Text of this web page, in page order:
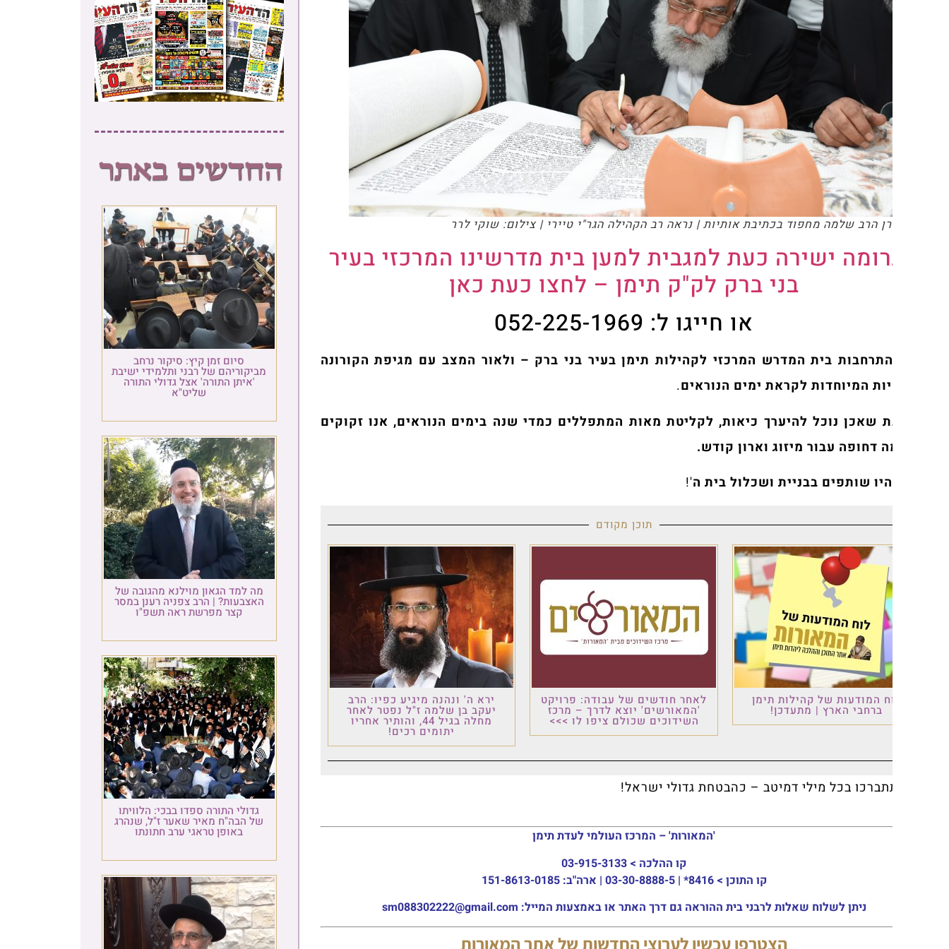
הרב שלמה מחפוד בכתיבת אותיות | נראה רב הקהילה הגר"י טיירי | צילום: שוקי לרר
ישירה כעת למגבית למען בית מדרשינו המרכזי בעיר
בני ברק לק"ק תימן – לחצו כעת כאן
או חייגו ל: 052-225-1969
בית המדרש המרכזי לקהילות תימן בעיר בני ברק – ולאור המצב עם מגיפת הקורונה
המיוחדות לקראת ימים הנוראים.
שאכן נוכל להיערך כיאות, לקליטת מאות המתפללים כמדי שנה בימים הנוראים, אנו זקוקים
דחופה עבור מיזוג וארון קודש.
שותפים בבניית ושכלול בית ה'!
תוכן מקודם
המודעות של קהילות תימן
ברחבי הארץ | מתעדכן!
לאחר חודשים של עבודה: פרויקט
'המאורשים' יוצא לדרך – מרכז
השידוכים שכולם ציפו לו >>>
ירא ה' ונהנה מיגיע כפיו: הרב
יעקב בן שלמה ז"ל נפטר לאחר
מחלה בגיל 44, והותיר אחריו
יתומים רכים!
בכל מילי דמיטב – כהבטחת גדולי ישראל!
'המאורות' – המרכז העולמי לעדת תימן
03-915-3133
8416* | 03-30-8888-5 | ארה"ב: 151-8613-0185
ניתן לשלוח שאלות לרבני בית ההוראה גם דרך האתר או באמצעות המייל: sm088302222@gmail.com
הצטרפו עכשיו לערוצי החדשות של אתר המאורות
סיום זמן קיץ: סיקור נרחב
מביקוריהם של רבני ותלמידי ישיבת
'איתן התורה' אצל גדולי התורה
שליט"א
מה למד הגאון מוילנא מהגובה של
האצבעות? | הרב צפניה רענן במסר
קצר מפרשת ראה תשפ"ו
גדולי התורה ספדו בבכי: הלוויתו
של הבה"ח מאיר שאער ז"ל, שנהרג
באופן טראגי ערב חתונתו